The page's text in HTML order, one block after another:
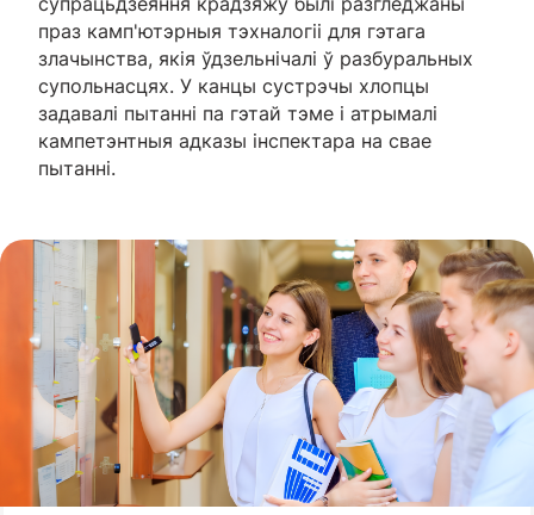
праз камп'ютэрныя тэхналогіі для гэтага
злачынства, якія ўдзельнічалі ў разбуральных
супольнасцях. У канцы сустрэчы хлопцы
задавалі пытанні па гэтай тэме і атрымалі
кампетэнтныя адказы інспектара на свае
пытанні.